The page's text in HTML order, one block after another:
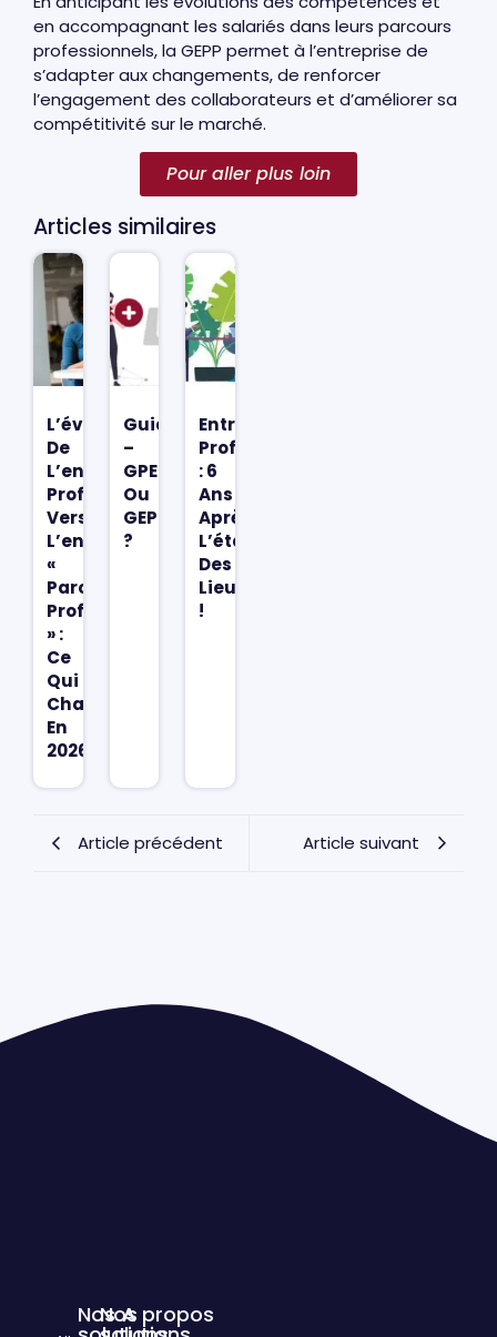
en accompagnant les salariés dans leurs parcours
professionnels, la GEPP permet à l’entreprise de
s’adapter aux changements, de renforcer
l’engagement des collaborateurs et d’améliorer sa
compétitivité sur le marché.
Pour aller plus loin
Articles similaires
L’évolution
De
L’entretien
Professionnel
Vers
L’entretien
«
Parcours
Professionnel
» :
Ce
Qui
Change
En
2026
Guide
–
GPEC
Ou
GEPP
?
Entretiens
Professionnels
: 6
Ans
Après,
L’état
Des
Lieux
!
Article précédent Article suivant
NosNosA propos